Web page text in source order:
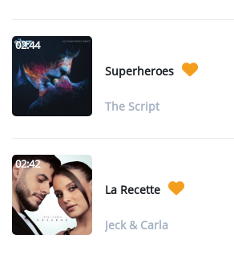
02:44
Superheroes
The Script
02:42
La Recette
Jeck & Carla